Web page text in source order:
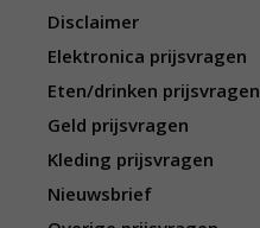
Disclaimer
Elektronica prijsvragen
Eten/drinken prijsvragen
Geld prijsvragen
Kleding prijsvragen
Nieuwsbrief